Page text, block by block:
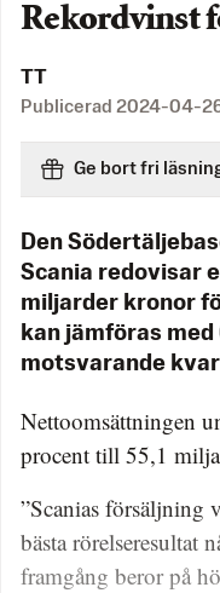
Rekordvinst
TT
Publicerad 2024-04-
Ge bort fri
Den
Scania redovisar
miljarder kronor
kan jämföras
motsvarande
Nettoomsättningen
procent till 55,1
”Scanias försäljning
bästa rörelseresultat
framgång beror på